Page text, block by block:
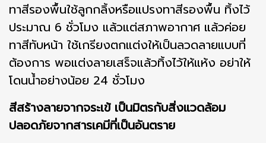
ทาสีรองพื้นใช้ลูกกลิ้งหรือแปรงทาสีรองพื้น ทิ้งไว้
ประมาณ 6 ชั่วโมง แล้วแต่สภาพอากาศ แล้วค่อย
ทาสีทับหน้า ใช้เกรียงตกแต่งให้เป็นลวดลายแบบที่
ต้องการ พอแต่งลายเสร็จแล้วทิ้งไว้ให้แห้ง อย่าให้
โดนน้ำอย่างน้อย 24 ชั่วโมง
สีสร้างลายจากจระเข้ เป็นมิตรกับสิ่งแวดล้อม
ปลอดภัยจากสารเคมีที่เป็นอันตราย